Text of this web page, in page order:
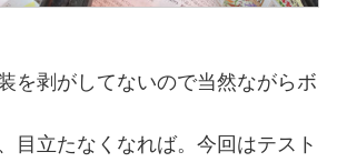
を剥がしてないので当然ながらボ
目立たなくなれば。今回はテスト